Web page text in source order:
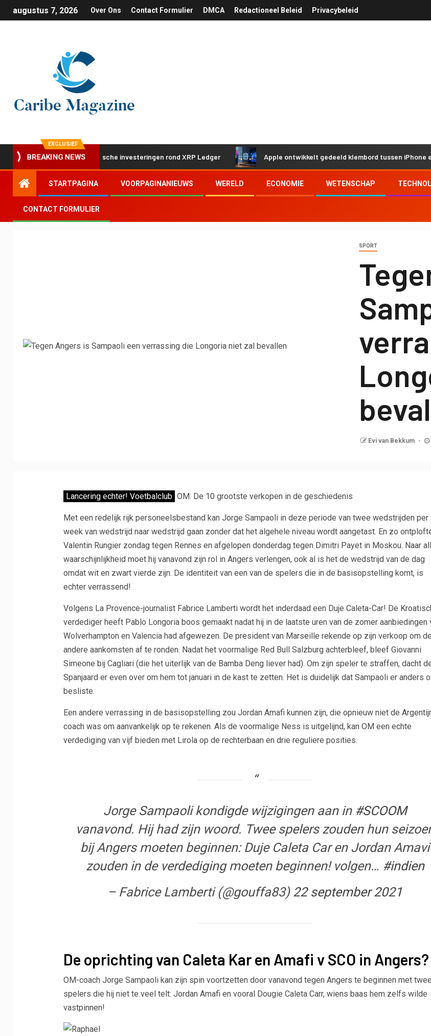
augustus 7, 2026 Over Ons Contact Formulier DMCA Redactioneel Beleid Privacybeleid
EXCLUSIEF
BREAKING NEWS
met twee strategische investeringen rond XRP Ledger Apple ontwikkelt gedeeld klembord tussen iPhone en
STARTPAGINA VOORPAGINANIEUWS WERELD ECONOMIE WETENSCHAP
CONTACT FORMULIER
SPORT
Evi van Bekkum
Lancering echter! Voetbalclub OM: De 10 grootste verkopen in de geschiedenis
Met een redelijk rijk personeelsbestand kan Jorge Sampaoli in deze periode van twee wedstrijden per
week van wedstrijd naar wedstrijd gaan zonder dat het algehele niveau wordt aangetast. En zo
Valentin Rungier zondag tegen Rennes en afgelopen donderdag tegen Dimitri Payet in Moskou. Naar
waarschijnlijkheid moet hij vanavond zijn rol in Angers verlengen, ook al is het de wedstrijd van de dag
omdat wit en zwart vierde zijn. De identiteit van een van de spelers die in de basisopstelling komt, is
echter verrassend!
Volgens La Provence-journalist Fabrice Lamberti wordt het inderdaad een Duje Caleta-Car! De
verdediger heeft Pablo Longoria boos gemaakt nadat hij in de laatste uren van de zomer aanbiedingen
Wolverhampton en Valencia had afgewezen. De president van Marseille rekende op zijn verkoop om de
andere aankomsten af ​​te ronden. Nadat het voormalige Red Bull Salzburg achterbleef, bleef Giovanni
Simeone bij Cagliari (die het uiterlijk van de Bamba Deng liever had). Om zijn speler te straffen, dacht
Spanjaard er even over om hem tot januari in de kast te zetten. Het is duidelijk dat Sampaoli er anders
besliste.
Een andere verrassing in de basisopstelling zou Jordan Amafi kunnen zijn, die opnieuw niet de
coach was om aanvankelijk op te rekenen. Als de voormalige Ness is uitgelijnd, kan OM een echte
verdediging van vijf bieden met Lirola op de rechterbaan en drie reguliere posities.
Jorge Sampaoli kondigde wijzigingen aan in #SCOOM
vanavond. Hij had zijn woord. Twee spelers zouden hun
bij Angers moeten beginnen: Duje Caleta Car en Jordan Amavi
zouden in de verdediging moeten beginnen! volgen… #indien
– Fabrice Lamberti (@gouffa83) 22 september 2021
De oprichting van Caleta Kar en Amafi v SCO in Angers?
OM-coach Jorge Sampaoli kan zijn spin voortzetten door vanavond tegen Angers te beginnen met twee
spelers die hij niet te veel telt: Jordan Amafi en vooral Dougie Caleta Carr, wiens baas hem zelfs wilde
vastpinnen!